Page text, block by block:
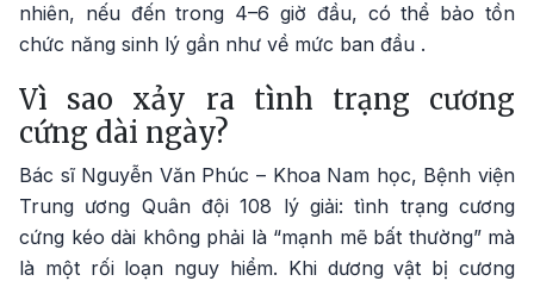
nhiên, nếu đến trong 4–6 giờ đầu, có thể bảo tồn
chức năng sinh lý gần như về mức ban đầu .
Vì sao xảy ra tình trạng cương
cứng dài ngày?
Bác sĩ Nguyễn Văn Phúc – Khoa Nam học, Bệnh viện
Trung ương Quân đội 108 lý giải: tình trạng cương
cứng kéo dài không phải là “mạnh mẽ bất thường” mà
là một rối loạn nguy hiểm. Khi dương vật bị cương